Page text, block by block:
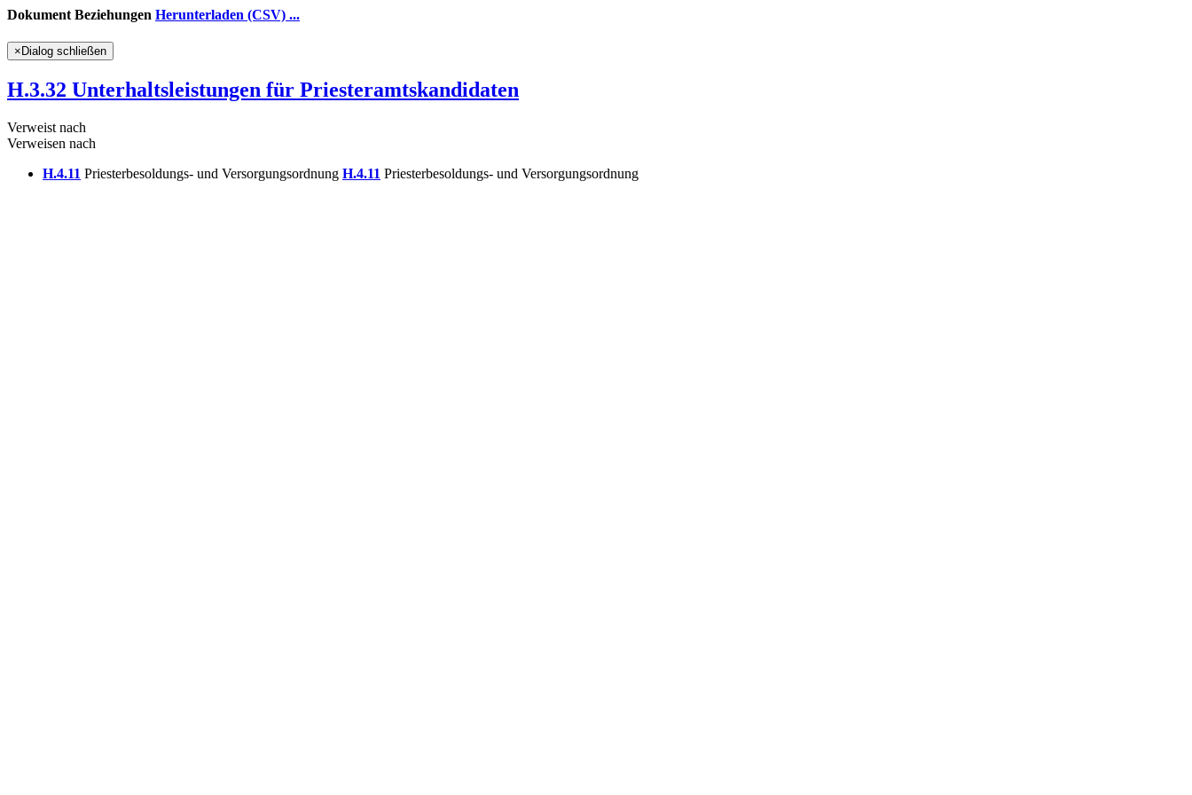
Dokument Beziehungen Herunterladen (CSV) ...
× Dialog schließen
H.3.32 Unterhaltsleistungen für Priesteramtskandidaten
Verweist nach
Verweisen nach
H.4.11 Priesterbesoldungs- und Versorgungsordnung H.4.11 Priesterbesoldungs- und Versorgungsordnung